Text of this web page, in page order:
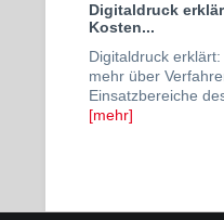
Digitaldruck
Kosten...
Digitaldruck
mehr über
Einsatzbereiche
[mehr]